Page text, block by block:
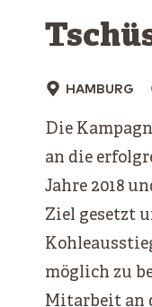
HAMBURG
Die
an die
Jahre 2018
Ziel gesetzt
möglich zu
Mitarbeit an